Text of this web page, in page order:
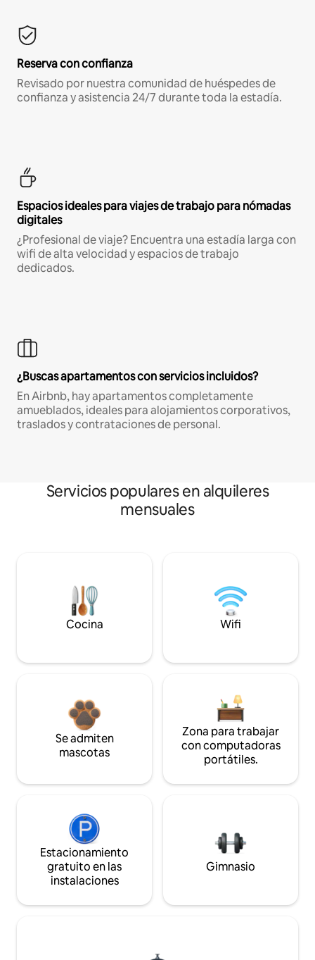
Reserva con confianza
Revisado por nuestra comunidad de huéspedes de
confianza y asistencia 24/7 durante toda la estadía.
Espacios ideales para viajes de trabajo para nómadas
digitales
¿Profesional de viaje? Encuentra una estadía larga con
wifi de alta velocidad y espacios de trabajo
dedicados.
¿Buscas apartamentos con servicios incluidos?
En Airbnb, hay apartamentos completamente
amueblados, ideales para alojamientos corporativos,
traslados y contrataciones de personal.
Servicios populares en alquileres
mensuales
Cocina Wifi
Se admiten
mascotas
Zona para trabajar
con computadoras
portátiles.
Estacionamiento
gratuito en las
instalaciones
Gimnasio